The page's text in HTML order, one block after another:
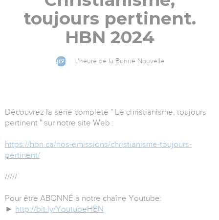
toujours pertinent.
HBN 2024
L'heure de la Bonne Nouvelle
Découvrez la série complète " Le christianisme, toujours
pertinent " sur notre site Web :
https://hbn.ca/nos-emissions/christianisme-toujours-
pertinent/
/////
Pour être ABONNÉ à notre chaîne Youtube:
► http://bit.ly/YoutubeHBN